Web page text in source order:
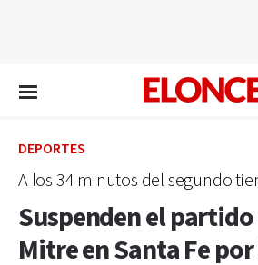
DEPORTES
A los 34 minutos del segundo
Suspenden el
Mitre en Santa Fe